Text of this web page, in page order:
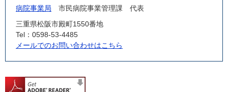
病院事業局 市民病院事業管理課
代表
三重県松阪市殿町1550番地
Tel：0598-53-4485
メールでのお問い合わせはこちら